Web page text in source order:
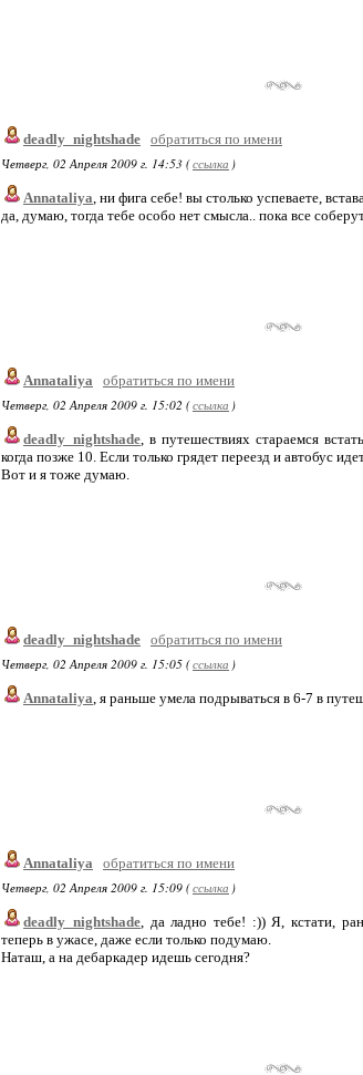
deadly_nightshade обратиться по имени
Четверг, 02 Апреля 2009 г. 14:53 (ссылка )
Annataliya, ни фига себе! вы столько успеваете,
да, думаю, тогда тебе особо нет смысла.. пока все
Annataliya
обратиться по имени
Четверг, 02 Апреля 2009 г. 15:02 (ссылка )
deadly_nightshade, в путешествиях стараемся
когда позже 10. Если только грядет переезд и автобус
Вот и я тоже думаю.
deadly_nightshade обратиться по имени
Четверг, 02 Апреля 2009 г. 15:05 (ссылка )
Annataliya, я раньше умела подрываться в 6-7 в
Annataliya
обратиться по имени
Четверг, 02 Апреля 2009 г. 15:09 (ссылка )
deadly_nightshade, да ладно тебе! :)) Я, кстати,
теперь в ужасе, даже если только подумаю.
Наташ, а на дебаркадер идешь сегодня?